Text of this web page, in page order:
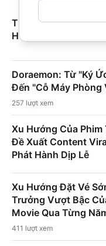
Thị Trường Phim
H1/2026
Doraemon: Từ "Ký
Đến "Cỗ Máy Phòng
257 lượt xem
Xu Hướng Của Phim
Đề Xuất Content
Phát Hành Dịp Lễ
Xu Hướng Đặt Vé
Trưởng Vượt Bậc
Movie Qua Từng
411 lượt xem